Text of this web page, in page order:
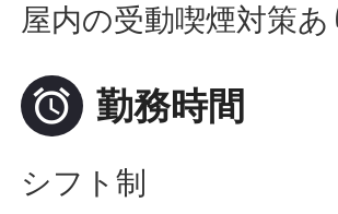
屋内の受動喫煙対策あ
 勤務時間
シフト制